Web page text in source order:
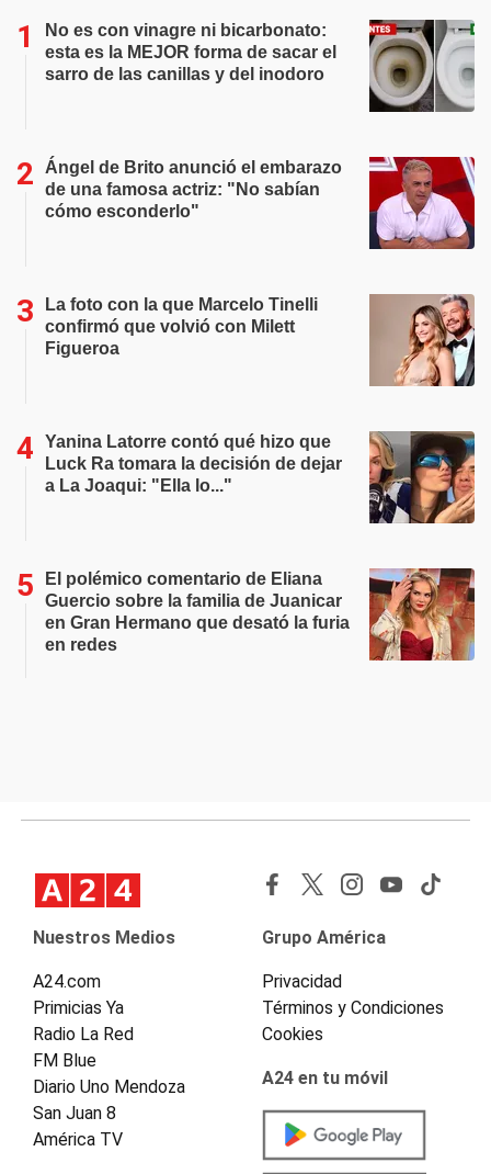
No es con vinagre ni bicarbonato:
esta es la MEJOR forma de sacar el
sarro de las canillas y del inodoro
Ángel de Brito anunció el embarazo
de una famosa actriz: "No sabían
cómo esconderlo"
La foto con la que Marcelo Tinelli
confirmó que volvió con Milett
Figueroa
Yanina Latorre contó qué hizo que
Luck Ra tomara la decisión de dejar
a La Joaqui: "Ella lo..."
El polémico comentario de Eliana
Guercio sobre la familia de Juanicar
en Gran Hermano que desató la furia
en redes
Nuestros Medios
A24.com
Primicias Ya
Radio La Red
FM Blue
Diario Uno Mendoza
San Juan 8
América TV
Grupo América
Privacidad
Términos y Condiciones
Cookies
A24 en tu móvil